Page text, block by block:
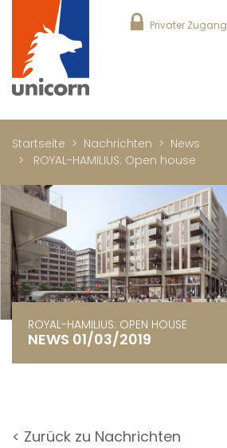
Privater Zugang
Startseite Nachrichten
News
ROYAL-HAMILIUS: Open house
ROYAL-HAMILIUS: OPEN HOUSE
NEWS 01/03/2019
< Zurück zu Nachrichten